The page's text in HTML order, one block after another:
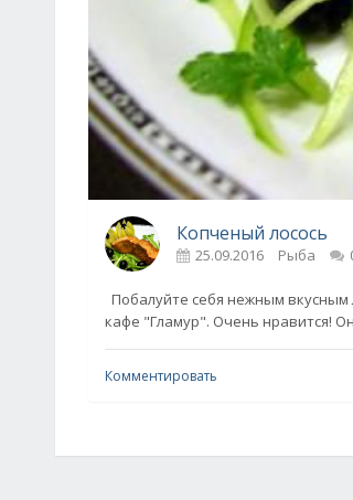
Копченый лосось
25.09.2016 Рыба
Побалуйте себя нежным
кафе "Гламур". Очень нравится!
Комментировать